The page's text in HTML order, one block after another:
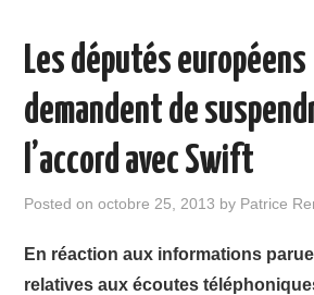
GOOD INFO DANS LA PRESSE
Les députés européens
demandent de
l’accord avec Swift
Posted onoctobre 25, 2013 by Patrice
En réaction aux informations
relatives aux écoutes